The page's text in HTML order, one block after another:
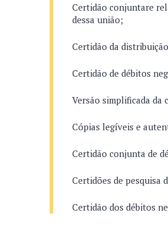
Certidão conjuntare
dessa união;
Certidão da
Certidão de débitos
Versão simplificada da
Cópias legíveis e
Certidão conjunta de
Certidões de pesquisa
Certidão dos débitos